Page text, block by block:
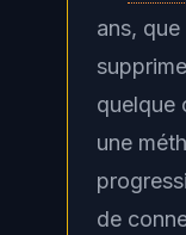
ans,
quelque
une
de